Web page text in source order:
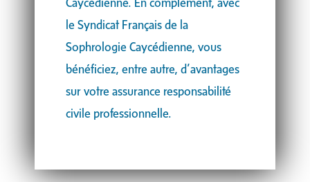
le Syndicat Français de la
Sophrologie Caycédienne, vous
bénéficiez, entre autre, d’avantages
sur votre assurance responsabilité
civile professionnelle.